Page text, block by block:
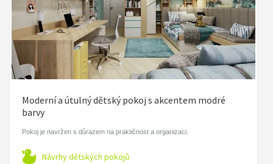
Moderní a útulný dětský pokoj s akcentem modré
barvy
Pokoj je navržen s důrazem na praktičnost a organizaci.
Návrhy dětských pokojů